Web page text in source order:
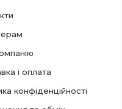
і оплата
конфіденційності